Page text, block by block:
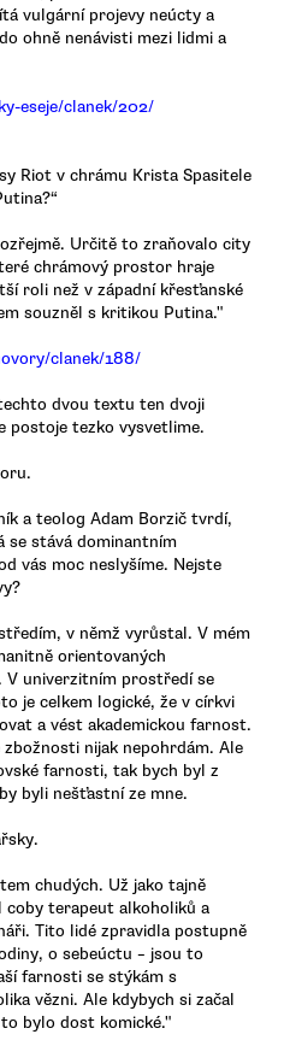
vulgární projevy neúcty a
ohně nenávisti mezi lidmi a
eseje/clanek/202/
Riot v chrámu Krista Spasitele
Určitě to zraňovalo city
chrámový prostor hraje
roli než v západní křesťanské
souzněl s kritikou Putina."
clanek/188/
dvou textu ten dvoji
postoje tezko vysvetlime.
a teolog Adam Borzič tvrdí,
se stává dominantním
vás moc neslyšíme. Nejste
v němž vyrůstal. V mém
orientovaných
univerzitním prostředí se
je celkem logické, že v církvi
a vést akademickou farnost.
nijak nepohrdám. Ale
farnosti, tak bych byl z
byli nešťastní ze mne.
chudých. Už jako tajně
coby terapeut alkoholiků a
Tito lidé zpravidla postupně
o sebeúctu – jsou to
farnosti se stýkám s
vězni. Ale kdybych si začal
bylo dost komické."